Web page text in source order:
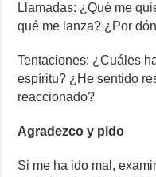
Llamadas: ¿Qué me
qué me lanza? ¿Por
Tentaciones: ¿Cuáles
espíritu? ¿He sentido
reaccionado?
Agradezco y pido
Si me ha ido mal,